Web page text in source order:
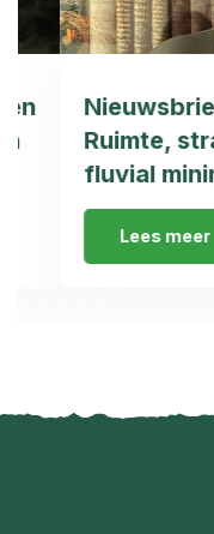
Nieuwsbrief
Ruimte,
fluvial mining
Lees meer